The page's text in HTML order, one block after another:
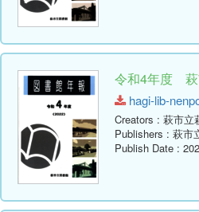
令和4年度 萩
hagi-lib-
Creators : 萩市立
Publishers : 萩市
Publish Date :